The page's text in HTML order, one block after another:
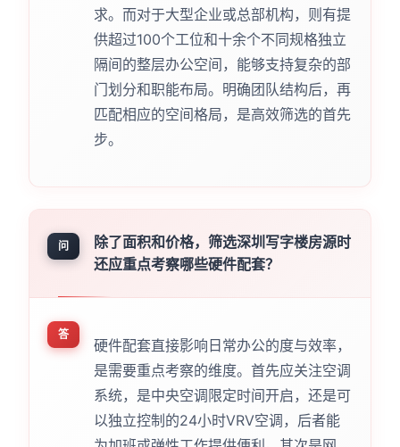
求。而对于大型企业或总部机构，则有提
供超过100个工位和十余个不同规格独立
隔间的整层办公空间，能够支持复杂的部
门划分和职能布局。明确团队结构后，再
匹配相应的空间格局，是高效筛选的首先
步。
问
除了面积和价格，筛选深圳写字楼房源时
还应重点考察哪些硬件配套？
答
硬件配套直接影响日常办公的度与效率，
是需要重点考察的维度。首先应关注空调
系统，是中央空调限定时间开启，还是可
以独立控制的24小时VRV空调，后者能